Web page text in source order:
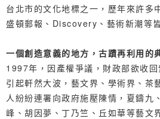
台北市的文化地標之一，歷年來許多
盛頓郵報、Discovery、藝術新潮等
一個創造意義的地方，古蹟再利用的
1997年，因產權爭議，財政部欲收回
引起軒然大波，藝文界、學術界、茶
人紛紛連署向政府施壓陳情，夏鑄九
峰、胡因夢、丁乃竺、丘如華等藝文